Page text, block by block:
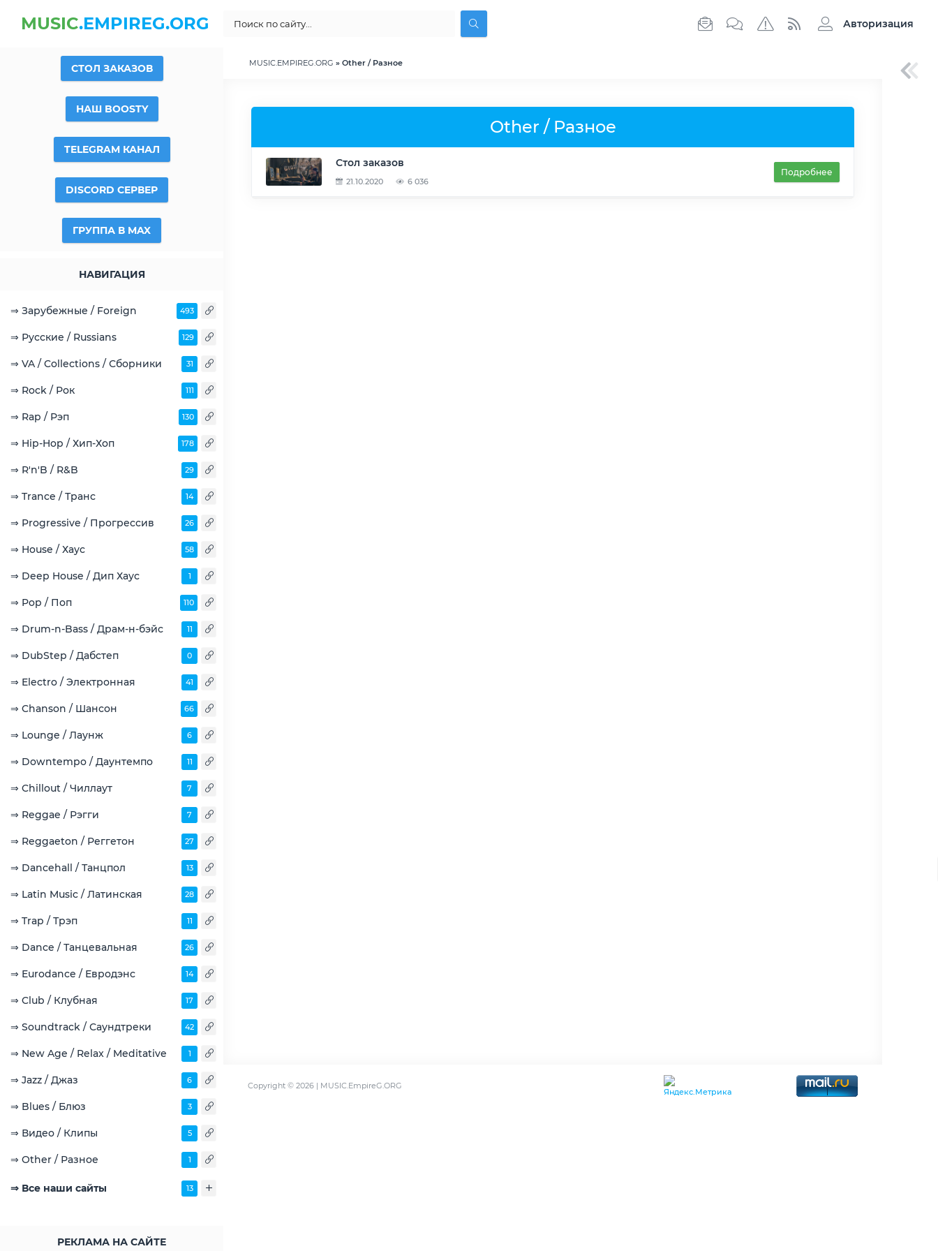
MUSIC.EMPIREG.ORG Авторизация
СТОЛ ЗАКАЗОВ
НАШ BOOSTY
TELEGRAM КАНАЛ
DISCORD СЕРВЕР
ГРУППА В MAX
НАВИГАЦИЯ
⇒ Зарубежные / Foreign 493
⇒ Русские / Russians 129
⇒ VA / Collections / Сборники 31
⇒ Rock / Рок 111
⇒ Rap / Рэп 130
⇒ Hip-Hop / Хип-Хоп 178
⇒ R'n'B / R&B 29
⇒ Trance / Транс 14
⇒ Progressive / Прогрессив 26
⇒ House / Хаус 58
⇒ Deep House / Дип Хаус 1
⇒ Pop / Поп 110
⇒ Drum-n-Bass / Драм-н-бэйс 11
⇒ DubStep / Дабстеп 0
⇒ Electro / Электронная 41
⇒ Chanson / Шансон 66
⇒ Lounge / Лаунж 6
⇒ Downtempo / Даунтемпо 11
⇒ Chillout / Чиллаут 7
⇒ Reggae / Рэгги 7
⇒ Reggaeton / Реггетон 27
⇒ Dancehall / Танцпол 13
⇒ Latin Music / Латинская 28
⇒ Trap / Трэп 11
⇒ Dance / Танцевальная 26
⇒ Eurodance / Евродэнс 14
⇒ Club / Клубная 17
⇒ Soundtrack / Саундтреки 42
⇒ New Age / Relax / Meditative 1
⇒ Jazz / Джаз 6
⇒ Blues / Блюз 3
⇒ Видео / Клипы 5
⇒ Other / Разное 1
⇒ Все наши сайты 13
РЕКЛАМА НА САЙТЕ
MUSIC.EMPIREG.ORG » Other / Разное
Other / Разное
Стол заказов
21.10.2020 6 036
Подробнее
Copyright © 2026 | MUSIC.EmpireG.ORG